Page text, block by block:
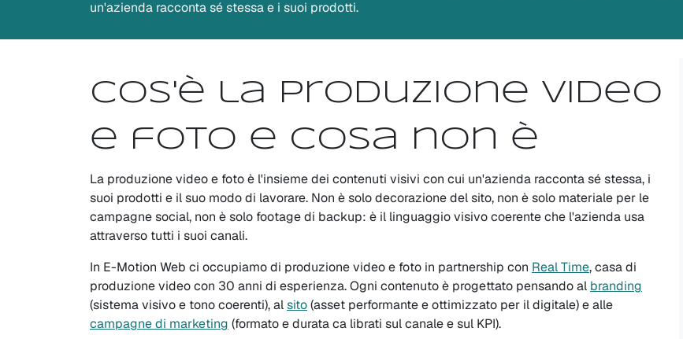
un'azienda racconta sé stessa e i suoi prodotti.
Cos'è la produzione video
e foto e cosa non è
La produzione video e foto è l'insieme dei contenuti visivi con cui un'azienda racconta sé stessa, i
suoi prodotti e il suo modo di lavorare. Non è solo decorazione del sito, non è solo materiale per le
campagne social, non è solo footage di backup: è il linguaggio visivo coerente che l'azienda usa
attraverso tutti i suoi canali.
In E-Motion Web ci occupiamo di produzione video e foto in partnership con Real Time, casa di
produzione video con 30 anni di esperienza. Ogni contenuto è progettato pensando al branding
(sistema visivo e tono coerenti), alsito(asset performante e ottimizzato per il digitale) e alle
campagne di marketing (formato e durata ca librati sul canale e sul KPI).